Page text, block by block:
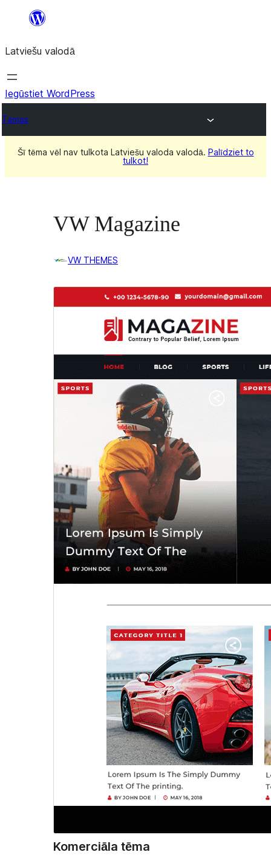
Pāriet
saturu
Latviešu valodā
Iegūstiet WordPress
Tēmas
Šī tēma vēl nav tulkota Latviešu valoda valodā. Palīdziet to
tulkot!
VW Magazine
VW THEMES
Komerciāla tēma